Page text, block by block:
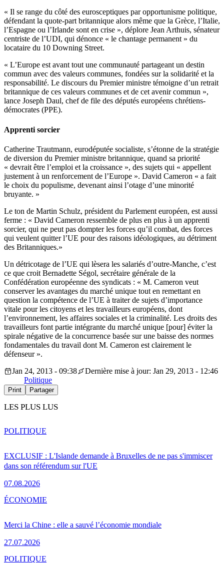
« Il se range du côté des eurosceptiques par opportunisme politique,
défendant la quote-part britannique alors même que la Grèce, l’Italie,
l’Espagne ou l’Irlande sont en crise », déplore Jean Arthuis, sénateur
centriste de l’UDI, qui dénonce « le chantage permanent » du
locataire du 10 Downing Street.
« L’Europe est avant tout une communauté partageant un destin
commun avec des valeurs communes, fondées sur la solidarité et la
responsabilité. Le discours du Premier ministre témoigne d’un retrait
britannique de ces valeurs communes et de cet avenir commun »,
lance Joseph Daul, chef de file des députés européens chrétiens-
démocrates (PPE).
Apprenti sorcier
Catherine Trautmann, eurodéputée socialiste, s’étonne de la stratégie
de diversion du Premier ministre britannique, quand sa priorité
« devrait être l’emploi et la croissance », des sujets qui « appellent
justement à un renforcement de l’Europe ». David Cameron « a fait
le choix du populisme, devenant ainsi l’otage d’une minorité
bruyante. »
Le ton de Martin Schulz, président du Parlement européen, est aussi
ferme : « David Cameron ressemble de plus en plus à un apprenti
sorcier, qui ne peut pas dompter les forces qu’il combat, des forces
qui veulent quitter l’UE pour des raisons idéologiques, au détriment
des Britanniques.»
Un détricotage de l’UE qui lèsera les salariés d’outre-Manche, c’est
ce que croit Bernadette Ségol, secrétaire générale de la
Confédération européenne des syndicats : « M. Cameron veut
conserver les avantages du marché unique tout en remettant en
question la compétence de l’UE à traiter de sujets d’importance
vitale pour les citoyens et les travailleurs européens, dont
l’environnement, les affaires sociales et la criminalité. Les droits des
travailleurs font partie intégrante du marché unique [pour] éviter la
spirale négative de la concurrence basée sur une baisse des normes
fondamentales du travail dont M. Cameron est clairement le
défenseur ».
Jan 24, 2013 - 09:38
Dernière mise à jour: Jan 29, 2013 - 12:46
Politique
Print Partager
LES PLUS LUS
EXCLUSIF : L'Islande demande à Bruxelles de ne pas s'immiscer
dans son référendum sur l'UE
07.08.2026
POLITIQUE
Merci la Chine : elle a sauvé l’économie mondiale
27.07.2026
ÉCONOMIE
POLITIQUE